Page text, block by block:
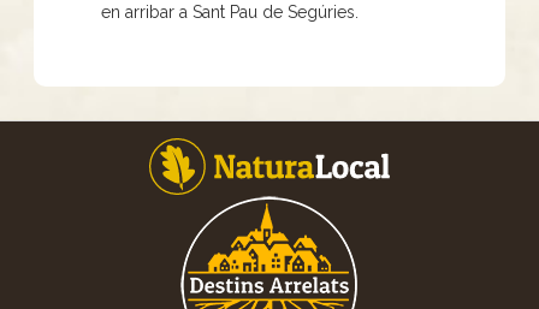
en arribar a Sant Pau de Segúries.